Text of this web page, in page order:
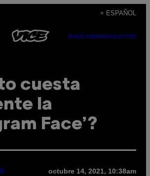
+ ESPAÑOL
SUBSCRIBENEWSLETTER
cuesta
la
Face’?
octubre 14, 2021, 10:38am